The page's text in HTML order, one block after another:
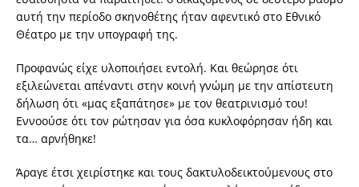
αυτή την περίοδο σκηνοθέτης ήταν αφεντικό στο Εθνικό
Θέατρο με την υπογραφή της.
Προφανώς είχε υλοποιήσει εντολή. Και θεώρησε ότι
εξιλεώνεται απέναντι στην κοινή γνώμη με την απίστευτη
δήλωση ότι «μας εξαπάτησε» με τον θεατρινισμό του!
Εννοούσε ότι τον ρώτησαν για όσα κυκλοφόρησαν ήδη και
τα… αρνήθηκε!
Άραγε έτσι χειρίστηκε και τους δακτυλοδεικτούμενους στο